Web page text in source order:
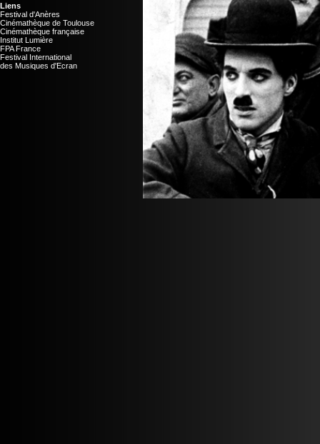
Liens
Festival d'Anères
Cinémathèque de Toulouse
Cinémathèque française
Institut Lumière
FPA France
Festival International
des Musiques d'Ecran